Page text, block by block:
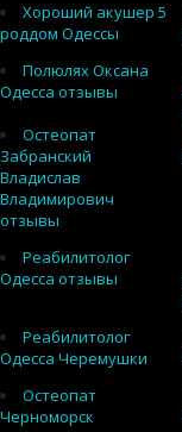
Хороший акушер 5
роддом Одессы
Полюлях Оксана
Одесса отзывы
Остеопат
Забранский
Владислав
Владимирович
отзывы
Реабилитолог
Одесса отзывы
Реабилитолог
Одесса Черемушки
Остеопат
Черноморск